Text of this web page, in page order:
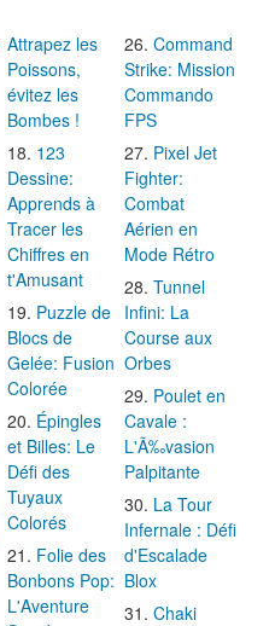
Attrapez les
Poissons,
évitez les
Bombes !
123
Dessine:
Apprends à
Tracer les
Chiffres en
t'Amusant
Puzzle de
Blocs de
Gelée: Fusion
Colorée
Épingles
et Billes: Le
Défi des
Tuyaux
Colorés
Folie des
Bonbons Pop:
L'Aventure
Command
Strike: Mission
Commando
FPS
Pixel Jet
Fighter:
Combat
Aérien en
Mode Rétro
Tunnel
Infini: La
Course aux
Orbes
Poulet en
Cavale :
L'Ã‰vasion
Palpitante
La Tour
Infernale : Défi
d'Escalade
Blox
Chaki